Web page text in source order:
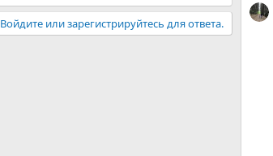
Войдите или зарегистрируйтесь для ответа.